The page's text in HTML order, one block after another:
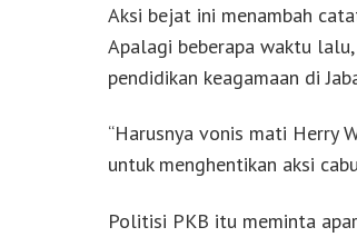
Aksi bejat ini menambah
Apalagi beberapa waktu
pendidikan keagamaan di
“Harusnya vonis mati Herry
untuk menghentikan aksi
Politisi PKB itu meminta